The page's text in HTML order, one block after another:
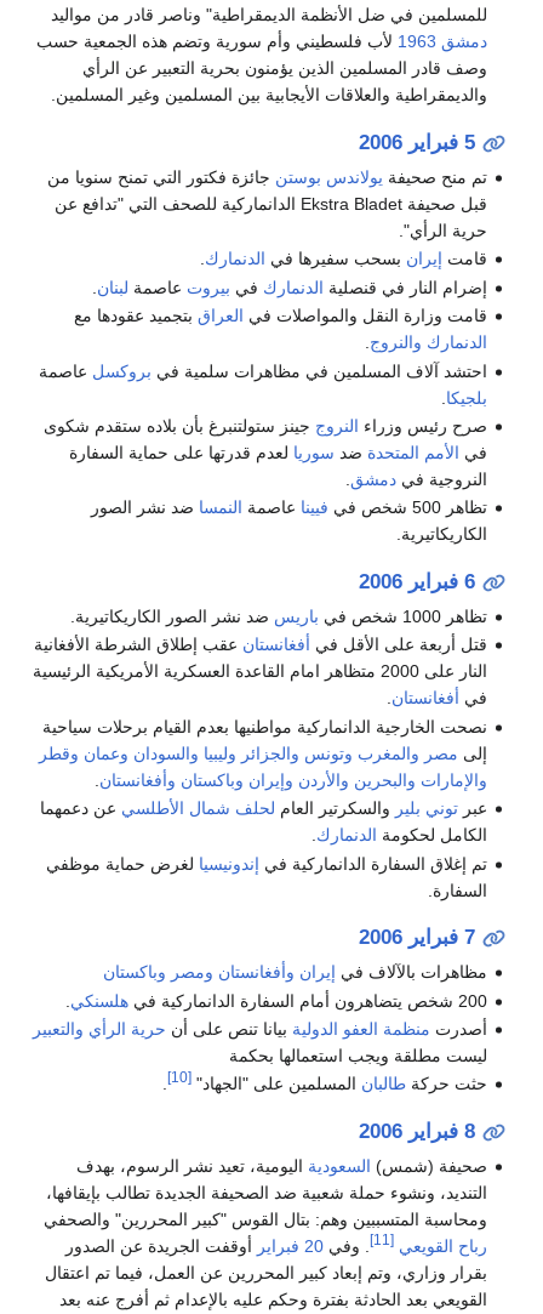
للمسلمين في ضل الأنظمة الديمقراطية" وناصر قادر من مواليد
دمشق 1963 لأب فلسطيني وأم سورية وتضم هذه الجمعية حسب
وصف قادر المسلمين الذين يؤمنون بحرية التعبير عن الرأي
والديمقراطية والعلاقات الأيجابية بين المسلمين وغير المسلمين.
5 فبراير 2006
تم منح صحيفة يولاندس بوستن جائزة فكتور التي تمنح سنويا من
قبل صحيفة Ekstra Bladet الدانماركية للصحف التي "تدافع عن
حرية الرأي".
قامت إيران بسحب سفيرها في الدنمارك.
إضرام النار في قنصلية الدنمارك في بيروت عاصمة لبنان
قامت وزارة النقل والمواصلات في العراق بتجميد عقودها مع
الدنمارك والنروج.
احتشد آلاف المسلمين في مظاهرات سلمية في بروكسل عاصمة
بلجيكا
صرح رئيس وزراء النروج جينز ستولتنبرغ بأن بلاده ستقدم شكوى
في الأمم المتحدة ضد سوريا لعدم قدرتها على حماية السفارة
النروجية فيدمشق
تظاهر 500 شخص في
فيينا عاصمة النمسا ضد نشر الصور
الكاريكاتيرية.
6 فبراير 2006
تظاهر 1000 شخص في باريس ضد نشر الصور الكاريكاتيرية.
قتل أربعة على الأقل في أفغانستان عقب إطلاق الشرطة الأفغانية
النار على 2000 متظاهر امام القاعدة العسكرية الأمريكية الرئيسية
في أفغانستان.
نصحت الخارجية الدانماركية مواطنيها بعدم القيام برحلات سياحية
إلى مصر والمغرب وتونس والجزائر وليبيا والسودان وعمان وقطر
والإمارات والبحرين والأردن وإيران وباكستان وأفغانستان
عبرتوني بلير والسكرتير العام لحلف شمال الأطلسي عن دعمهما
الكامل لحكومة الدنمارك
تم إغلاق السفارة الدانماركية في إندونيسيا لغرض حماية موظفي
السفارة.
7 فبراير 2006
مظاهرات بالآلاف في إيران وأفغانستان ومصر وباكستان
200 شخص يتضاهرون أمام السفارة الدانماركية في
هلسنكي
أصدرت منظمة العفو الدولية بيانا تنص على أن حرية الرأي والتعبير
ليست مطلقة ويجب استعمالها بحكمة
حثت حركةطالبان المسلمين على "الجهاد"[10]
.
8 فبراير 2006
صحيفة (شمس) السعودية اليومية، تعيد نشر الرسوم، بهدف
التنديد، ونشوء حملة شعبية ضد الصحيفة الجديدة تطالب بإيقافها،
ومحاسبة المتسببين وهم: بتال القوس "كبير المحررين" والصحفي
رباح القويعي [11] . وفي20 فبراير
أوقفت الجريدة عن الصدور
بقرار وزاري، وتم إبعاد كبير المحررين عن العمل، فيما تم اعتقال
القويعي بعد الحادثة بفترة وحكم عليه بالإعدام ثم أفرج عنه بعد